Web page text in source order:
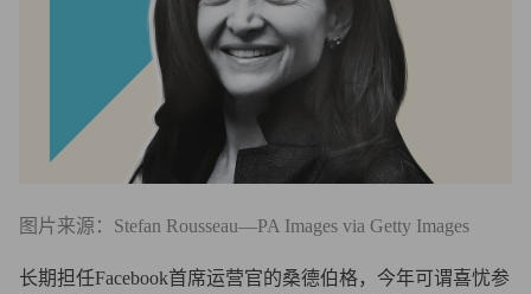
图片来源：Stefan Rousseau—PA Images via Getty Images
长期担任Facebook首席运营官的桑德伯格，今年可谓喜忧参